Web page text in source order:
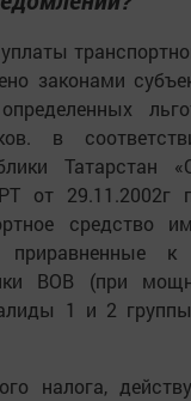
законами
в
Татарстан
от 29.11.2002г
средство
к
ВОВ (при
1 и 2
налога,